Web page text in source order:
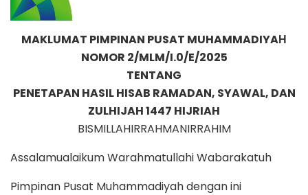
MAKLUMAT PIMPINAN PUSAT MUHAMMADIYAН
NOMOR 2/MLM/I.0/E/2025
TENTANG
PENETAPAN HASIL HISAB RAMADAN, SYAWAL, DAN
ZULHIJAH 1447 HIJRIAH
BISMILLAHIRRAHMANIRRAHIM
Assalamualaikum Warahmatullahi Wabarakatuh
Pimpinan Pusat Muhammadiyah dengan ini